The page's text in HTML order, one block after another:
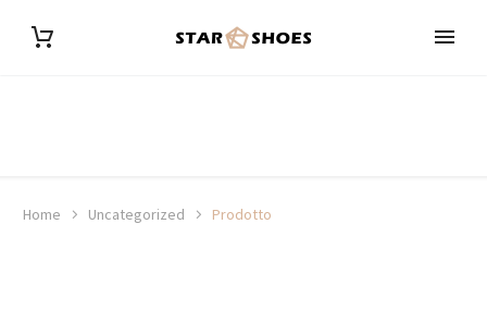
Home Uncategorized Prodotto